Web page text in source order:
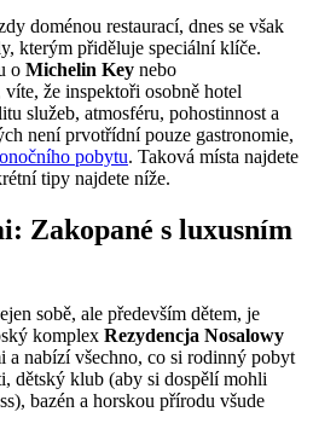
doménou restaurací, dnes se však
kterým přiděluje speciální klíče.
o Michelin Key nebo
víte, že inspektoři osobně hotel
služeb, atmosféru, pohostinnost a
není prvotřídní pouze gastronomie,
pobytu. Taková místa najdete
tipy najdete níže.
Zakopané s luxusním
sobě, ale především dětem, je
komplex Rezydencja Nosalowy
a nabízí všechno, co si rodinný pobyt
dětský klub (aby si dospělí mohli
bazén a horskou přírodu všude